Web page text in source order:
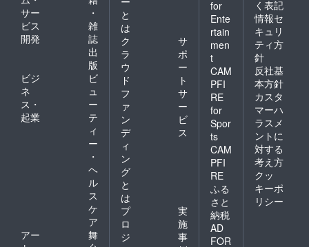
サー
ビス
開発
・
雑
誌
出
版
ビジ
ネ
ス・
起業
ビ
ュ
ー
テ
ィ
ー
・
ヘ
ル
ス
ケ
ア
アー
舞
と
は
ク
ラ
ウ
ド
フ
ァ
ン
デ
ィ
ン
グ
と
は
サ
ポ
ー
ト
サ
ー
ビ
ス
プ
ロ
ジ
実
施
事
for
Ente
rtain
men
t
CAM
PFI
RE
for
Spor
ts
CAM
PFI
RE
ふる
さと
納税
AD
FOR
く表記
情報セ
キュリ
ティ方
針
反社基
本方針
カスタ
マーハ
ラスメ
ントに
対する
考え方
クッ
キーポ
リシー